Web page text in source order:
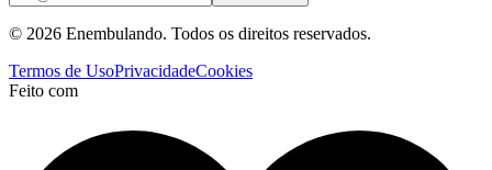
© 2026 Enembulando. Todos os direitos reservados.
Termos de UsoPrivacidadeCookies
Feito com